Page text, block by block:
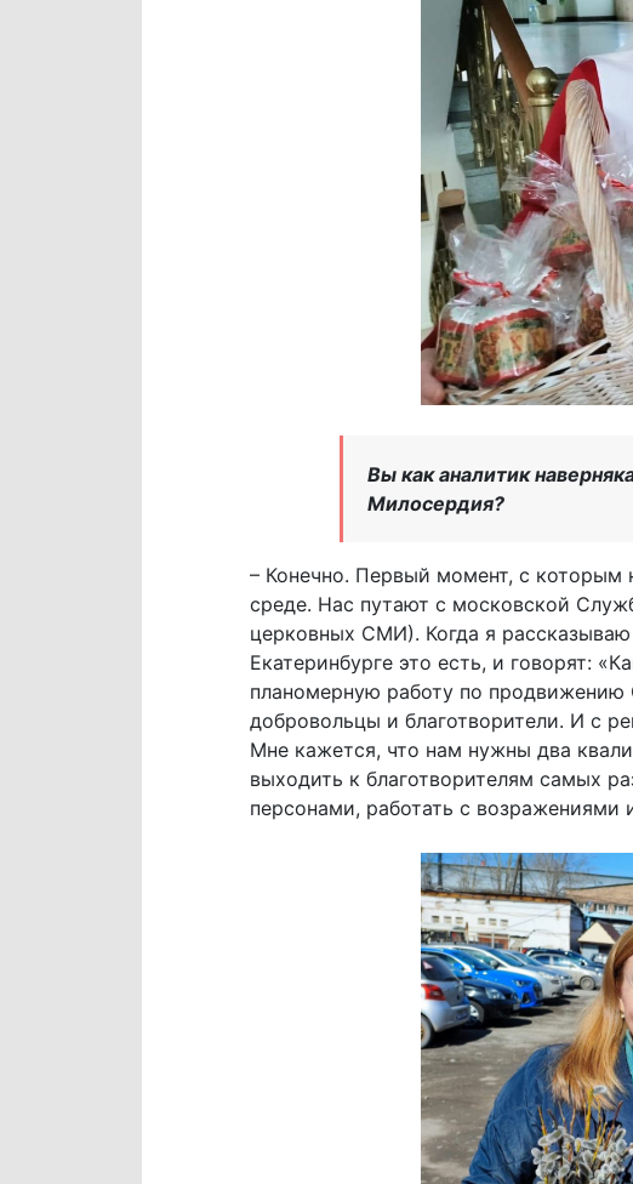
Вы как аналитик
Милосердия?
– Конечно. Первый момент, с которым
среде. Нас путают с московской
церковных СМИ). Когда я
Екатеринбурге это есть, и говорят:
планомерную работу по продвижению
добровольцы и благотворители. И с
Мне кажется, что нам нужны два
выходить к благотворителям самых
персонами, работать с